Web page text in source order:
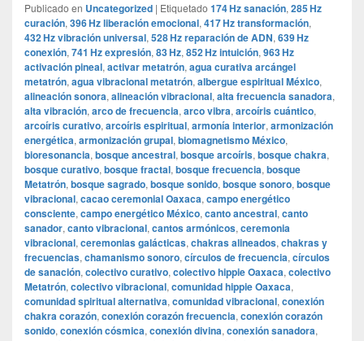
Publicado en Uncategorized | Etiquetado 174 Hz sanación, 285 Hz
curación, 396 Hz liberación emocional, 417 Hz transformación,
432 Hz vibración universal, 528 Hz reparación de ADN, 639 Hz
conexión, 741 Hz expresión, 83 Hz, 852 Hz intuición, 963 Hz
activación pineal, activar metatrón, agua curativa arcángel
metatrón, agua vibracional metatrón, albergue espiritual México,
alineación sonora, alineación vibracional, alta frecuencia sanadora,
alta vibración, arco de frecuencia, arco vibra, arcoíris cuántico,
arcoíris curativo, arcoíris espiritual, armonía interior, armonización
energética, armonización grupal, biomagnetismo México,
bioresonancia, bosque ancestral, bosque arcoíris, bosque chakra,
bosque curativo, bosque fractal, bosque frecuencia, bosque
Metatrón, bosque sagrado, bosque sonido, bosque sonoro, bosque
vibracional, cacao ceremonial Oaxaca, campo energético
consciente, campo energético México, canto ancestral, canto
sanador, canto vibracional, cantos armónicos, ceremonia
vibracional, ceremonias galácticas, chakras alineados, chakras y
frecuencias, chamanismo sonoro, círculos de frecuencia, círculos
de sanación, colectivo curativo, colectivo hippie Oaxaca, colectivo
Metatrón, colectivo vibracional, comunidad hippie Oaxaca,
comunidad spiritual alternativa, comunidad vibracional, conexión
chakra corazón, conexión corazón frecuencia, conexión corazón
sonido, conexión cósmica, conexión divina, conexión sanadora,